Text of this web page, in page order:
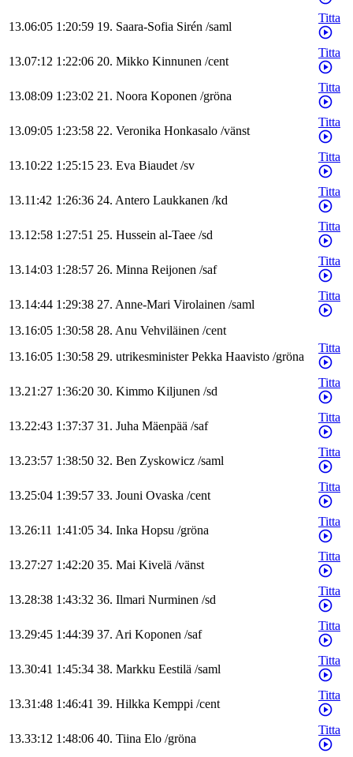
13.06:05 1:20:59 19. Saara-Sofia Sirén /saml
Titta
13.07:12 1:22:06 20. Mikko Kinnunen /cent
Titta
13.08:09 1:23:02 21. Noora Koponen /gröna
Titta
13.09:05 1:23:58 22. Veronika Honkasalo /vänst
Titta
13.10:22 1:25:15 23. Eva Biaudet/sv
Titta
13.11:42 1:26:36 24. Antero Laukkanen /kd
Titta
13.12:58 1:27:51 25. Hussein al-Taee /sd
Titta
13.14:03 1:28:57 26. Minna Reijonen /saf
Titta
13.14:44 1:29:38 27. Anne-Mari Virolainen /saml
Titta
13.16:05 1:30:58 28. Anu Vehviläinen /cent
13.16:05 1:30:58 29. utrikesminister Pekka Haavisto /gröna
Titta
13.21:27 1:36:20 30. Kimmo Kiljunen /sd
Titta
13.22:43 1:37:37 31. Juha Mäenpää /saf
Titta
13.23:57 1:38:50 32. Ben Zyskowicz /saml
Titta
13.25:04 1:39:57 33. Jouni Ovaska /cent
Titta
13.26:11 1:41:05 34. Inka Hopsu /gröna
Titta
13.27:27 1:42:20 35. Mai Kivelä /vänst
Titta
13.28:38 1:43:32 36. Ilmari Nurminen /sd
Titta
13.29:45 1:44:39 37. Ari Koponen /saf
Titta
13.30:41 1:45:34 38. Markku Eestilä /saml
Titta
13.31:48 1:46:41 39. Hilkka Kemppi /cent
Titta
13.33:12 1:48:06 40. Tiina Elo /gröna
Titta